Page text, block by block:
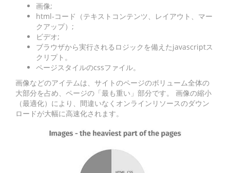
画像;
html-コード（テキストコンテンツ、レイアウト、マー
クアップ）;
ビデオ;
ブラウザから実行されるロジックを備えたjavascriptス
クリプト。
ページスタイルのcssファイル。
画像などのアイテムは、サイトのページのボリューム全体の
大部分を占め、ページの「最も重い」部分です。 画像の縮小
（最適化）により、間違いなくオンラインリソースのダウン
ロードが大幅に高速化されます。